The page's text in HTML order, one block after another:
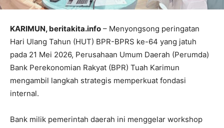
KARIMUN, beritakita.info – Menyongsong peringatan
Hari Ulang Tahun (HUT) BPR-BPRS ke-64 yang jatuh
pada 21 Mei 2026, Perusahaan Umum Daerah (Perumda)
Bank Perekonomian Rakyat (BPR) Tuah Karimun
mengambil langkah strategis memperkuat fondasi
internal.
Bank milik pemerintah daerah ini menggelar workshop